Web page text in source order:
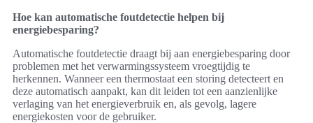
Hoe kan automatische foutdetectie helpen bij
energiebesparing?
Automatische foutdetectie draagt bij aan energiebesparing door
problemen met het verwarmingssysteem vroegtijdig te
herkennen. Wanneer een thermostaat een storing detecteert en
deze automatisch aanpakt, kan dit leiden tot een aanzienlijke
verlaging van het energieverbruik en, als gevolg, lagere
energiekosten voor de gebruiker.